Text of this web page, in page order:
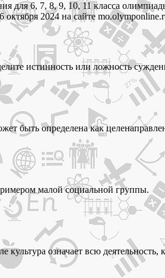
для 6, 7, 8, 9, 10, 11 класса
октября 2024 на сайте
истинность или ложность
быть определена как
малой социальной группы.
означает всю деятельность,